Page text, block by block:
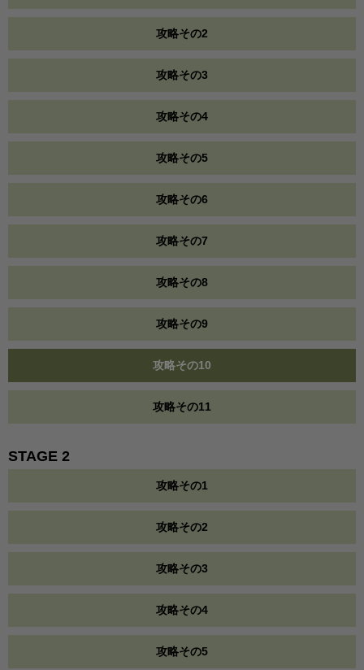
攻略その2
攻略その3
攻略その4
攻略その5
攻略その6
攻略その7
攻略その8
攻略その9
攻略その10
攻略その11
STAGE 2
攻略その1
攻略その2
攻略その3
攻略その4
攻略その5